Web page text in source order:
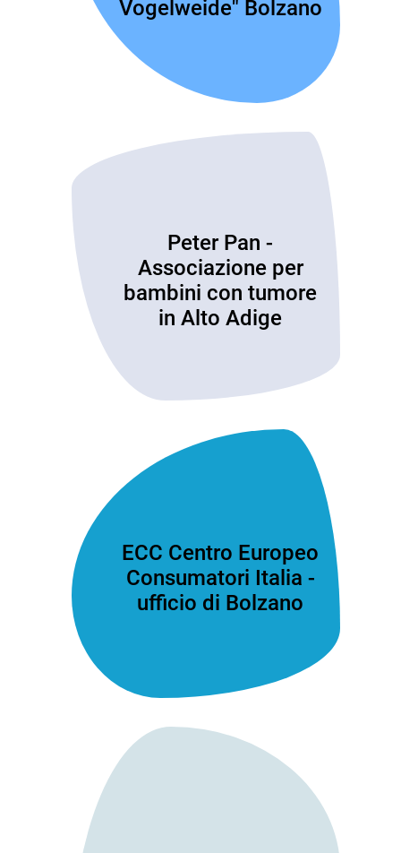
Vogelweide" Bolzano
Peter Pan -
Associazione per
bambini con tumore
in Alto Adige
ECC Centro Europeo
Consumatori Italia -
ufficio di Bolzano